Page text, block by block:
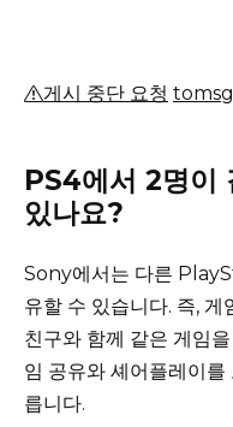
게시 중단 요청
PS4에서 2명이
있나요?
Sony에서는 다른
유할 수 있습니다. 즉,
친구와 함께 같은 게임
임 공유와 셰어플레이
릅니다.